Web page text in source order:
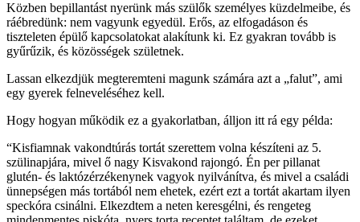
Közben bepillantást nyerünk más szülők személyes küzdelmeibe, és
ráébredünk: nem vagyunk egyedül. Erős, az elfogadáson és
tiszteleten épülő kapcsolatokat alakítunk ki. Ez gyakran tovább is
gyűrűzik, és közösségek születnek.
Lassan elkezdjük megteremteni magunk számára azt a „falut”, ami
egy gyerek felneveléséhez kell.
Hogy hogyan működik ez a gyakorlatban, álljon itt rá egy példa:
“Kisfiamnak vakondtúrás tortát szerettem volna készíteni az 5.
szülinapjára, mivel ő nagy Kisvakond rajongó. Én per pillanat
glutén- és laktózérzékenynek vagyok nyilvánítva, és mivel a családi
ünnepségen más tortából nem ehetek, ezért ezt a tortát akartam ilyen
speckóra csinálni. Elkezdtem a neten keresgélni, és rengeteg